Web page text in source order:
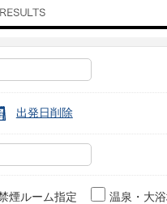
出発日削除
煙ルーム指定 温泉・大